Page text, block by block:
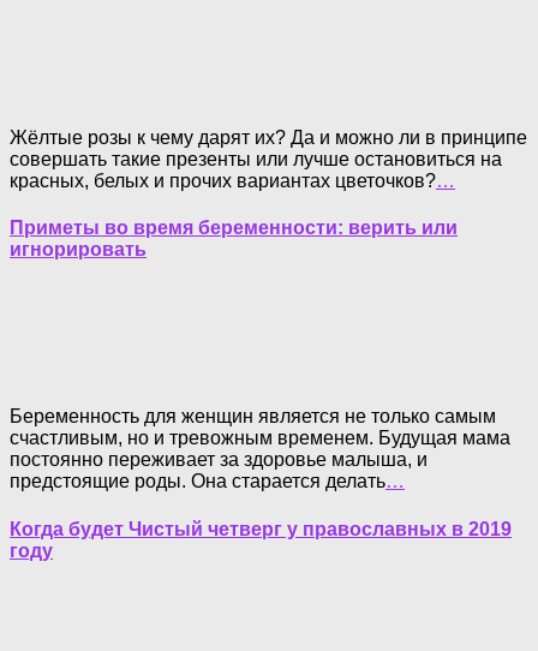
Жёлтые розы к чему дарят их? Да и можно ли в принципе
совершать такие презенты или лучше остановиться на
красных, белых и прочих вариантах цветочков?…
Приметы во время беременности: верить или
игнорировать
Беременность для женщин является не только самым
счастливым, но и тревожным временем. Будущая мама
постоянно переживает за здоровье малыша, и
предстоящие роды. Она старается делать…
Когда будет Чистый четверг у православных в 2019
году